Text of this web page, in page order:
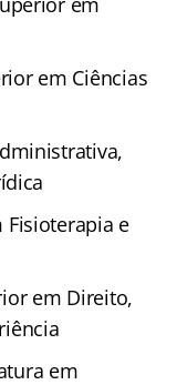
em Ciências
Fisioterapia e
em Direito,
em